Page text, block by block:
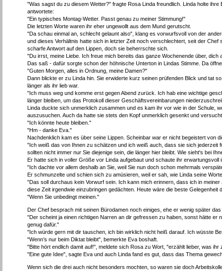
"Was sagst du zu diesem Wetter?" fragte Rosa Linda freundlich. Linda holte
antwortete:
"Ein typisches Montag-Wetter. Passt genau zu meiner Stimmung!"
Die letzten Worte waren ihr eher ungewollt aus dem Mund gerutscht.
"Da schau einmal an, schlecht gelaunt also", klang es vorwurfsvoll von der
und dieses Verhältnis hatte sich in letzter Zeit noch verschlechtert, seit der
scharfe Antwort auf den Lippen, doch sie beherrschte sich.
"Du irrst, meine Liebe. Ich freue mich bereits das ganze Wochenende über, dich
Das saß - dafür sorgte schon der höhnische Unterton in Lindas Stimme. Da
"Guten Morgen, alles in Ordnung, meine Damen?"
Dann blickte er zu Linda hin. Sie erwiderte kurz seinen prüfenden Blick und tat
länger als ihr lieb war.
"Ich muss weg und komme erst gegen Abend zurück. Ich hab eine wichtige
länger bleiben, um das Protokoll dieser Geschäftsvereinbarungen
Linda duckte sich unmerklich zusammen und es kam ihr vor wie in der Schule,
auszusuchen. Auch da hatte sie stets den Kopf unmerklich gesenkt und
"Ich könnte heute bleiben."
"Hm - danke Eva."
Nachdenklich kam es über seine Lippen. Scheinbar war er nicht begeistert von
"Ich weiß das von Ihnen zu schätzen und ich weiß auch, dass sie sich
sollten nicht immer nur Sie diejenige sein, die länger hier bleibt. Wie sieht's bei
Er hatte sich in voller Größe vor Linda aufgebaut und schaute ihr erwartungsvoll
"Ich dachte vor allem deshalb an Sie, weil Sie nun doch schon mehrmals
Er schmunzelte und schien sich zu amüsieren, weil er sah, wie Linda seine
"Das soll durchaus kein Vorwurf sein. Ich kann mich erinnern, dass ich in
diese Zeit irgendwie einzubringen gedächten. Heute wäre die beste Gelegenheit
"Wenn Sie unbedingt meinen."
Der Chef besprach mit seinen Bürodamen noch einiges, ehe er wenig später
"Der scheint ja einen richtigen Narren an dir gefressen zu haben, sonst hätte
genug dafür."
"Ich würde gern mit dir tauschen, ich bin wirklich nicht heiß darauf. Ich wüsste
"Wenn’s nur beim Diktat bleibt", bemerkte Eva boshaft.
"Bitte hört endlich damit auf!", meldete sich Rosa zu Wort, "erzählt lieber, was
"Eine gute Idee", sagte Eva und auch Linda fand es gut, dass das Thema
Wenn sich die drei auch nicht besonders mochten, so waren sie doch